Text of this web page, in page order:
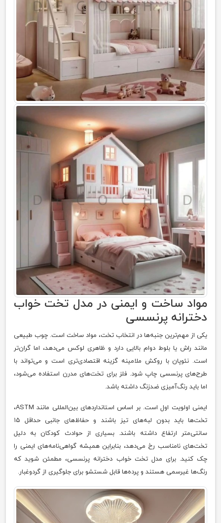
مواد ساخت و ایمنی در مدل تخت خواب
دخترانه پرنسسی
یکی از مهم‌ترین جنبه‌ها در انتخاب تخت، مواد ساخت است. چوب طبیعی
مانند راش یا بلوط دوام بالایی دارد و ظاهری لوکس می‌دهد، اما گران‌تر
است. نئوپان با روکش ملامینه گزینه اقتصادی‌تری است و می‌تواند با
طرح‌های پرنسسی چاپ شود. فلز برای تخت‌های مدرن استفاده می‌شود،
اما باید رنگ‌آمیزی ضدزنگ داشته باشد.
ایمنی اولویت اول است. بر اساس استانداردهای بین‌المللی مانند ASTM،
تخت‌ها باید بدون لبه‌های تیز باشند و حفاظ‌های جانبی حداقل ۱۵
سانتی‌متر ارتفاع داشته باشند. بسیاری از حوادث کودکان به دلیل
تخت‌های نامناسب رخ می‌دهد، بنابراین همیشه گواهی‌نامه‌های ایمنی را
چک کنید. برای مدل تخت خواب دخترانه پرنسسی، مطمئن شوید که
رنگ‌ها غیرسمی هستند و پرده‌ها قابل شستشو برای جلوگیری از گردوغبار.